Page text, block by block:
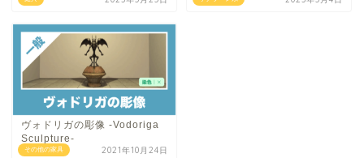
その他の家具
ヴォドリガの彫像 -Vodoriga
Sculpture-
2021年10月24日